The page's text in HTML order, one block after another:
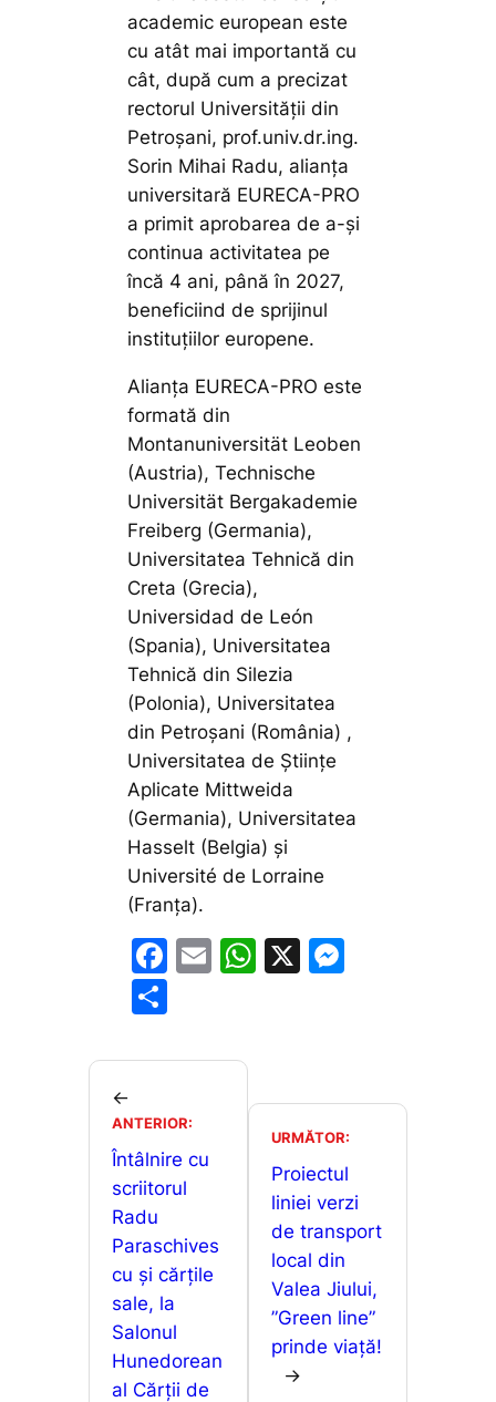
academic european este
cu atât mai importantă cu
cât, după cum a precizat
rectorul Universității din
Petroșani, prof.univ.dr.ing.
Sorin Mihai Radu, alianța
universitară EURECA-PRO
a primit aprobarea de a-și
continua activitatea pe
încă 4 ani, până în 2027,
beneficiind de sprijinul
instituțiilor europene.
Alianța EURECA-PRO este
formată din
Montanuniversität Leoben
(Austria), Technische
Universität Bergakademie
Freiberg (Germania),
Universitatea Tehnică din
Creta (Grecia),
Universidad de León
(Spania), Universitatea
Tehnică din Silezia
(Polonia), Universitatea
din Petroșani (România) ,
Universitatea de Științe
Aplicate Mittweida
(Germania), Universitatea
Hasselt (Belgia) și
Université de Lorraine
(Franța).
F
e
o
o
k
E
l
W
A
p
p
X
e
n
g
er
ta
a
z
ă
←
ANTERIOR:
Întâlnire cu
scriitorul
Radu
Paraschives
cu și cărțile
sale, la
Salonul
Hunedorean
al Cărții de
URMĂTOR:
Proiectul
liniei verzi
de transport
local din
Valea Jiului,
”Green line”
prinde viață!
→